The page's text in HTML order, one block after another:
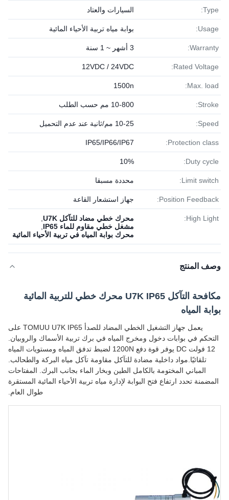
Type: السيارات والعتاد
Usage: بوابة مياه تربية الأحياء المائية
Warranty: 3 أشهر ~ 1 سنة
Rated Voltage:
12VDC / 24VDC
Max. load:
1500n
Stroke: 10-800 مم حسب الطلب
Speed: 10-25 مم/ثانية عند عدم التحميل
Protection class:
IP65/IP66/IP67
Duty cycle:
10%
Limit switch: محددة مسبقا
Position Feedback: جهاز استشعار القاعة
High Light: محرك خطي مضاد للتآكل U7K
مشغل خطي مقاوم للماء IP65
محرك بوابة المياه في تربية الأحياء المائية
وصف المنتج
مكافحة التآكل U7K IP65 محرك خطي للتربية المائية
بوابة المياه
يعمل جهاز التشغيل الخطي المضاد للصدأ TOMUU U7K IP65 على
التحكم في بوابات دخول ومخرج المياه في برك تربية الأسماك والروبيان.
12 فولت DC يوفر قوة دفع 1200N لضبط تدفق المياه ومستويات المياه
تلقائيًا.مواد داخلية مضادة للتآكل مقاومة تآكل مياه البركة والطحالب.
المباني المختومة بالكامل الطين وبخار الماء بجانب البرك. المفتاحات
المضمنة تحدد ارتفاع فتح البوابة لإدارة مياه تربية الأحياء المائية المستقرة
طوال العام.